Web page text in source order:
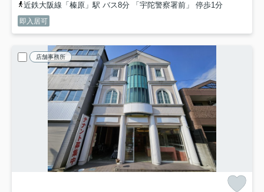
近鉄大阪線「榛原」駅 バス8分 「宇陀警察署前」 停歩1分
即入居可
店舗事務所